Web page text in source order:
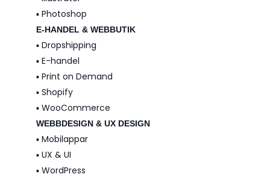
▪️ Photoshop
E-HANDEL & WEBBUTIK
▪️ Dropshipping
▪️ E-handel
▪️ Print on Demand
▪️ Shopify
▪️ WooCommerce
WEBBDESIGN & UX DESIGN
▪️ Mobilappar
▪️ UX & UI
▪️ WordPress